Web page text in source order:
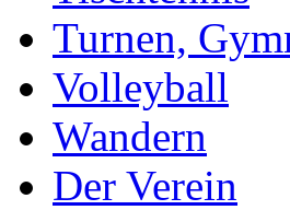
Turnen,
Volleyball
Wandern
Der Verein